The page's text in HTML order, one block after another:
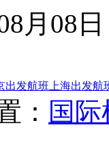
月08日
出发航班 上海出发航
： 国